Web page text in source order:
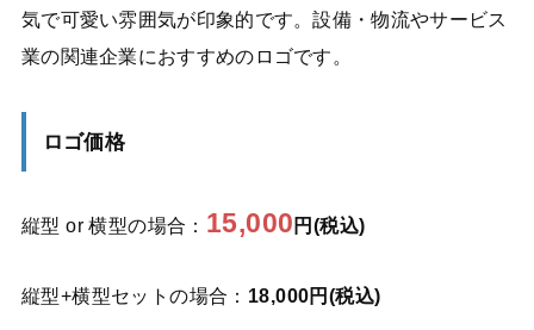
気で可愛い雰囲気が印象的です。設備・物流やサービス
業の関連企業におすすめのロゴです。
ロゴ価格
縦型 or 横型の場合： 15,000 円(税込)
縦型+横型セットの場合： 18,000円(税込)